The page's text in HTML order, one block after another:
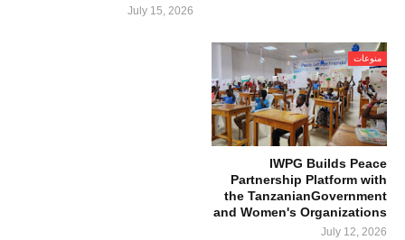
July 15, 2026
منوعات
IWPG Builds Peace
Partnership Platform with
the TanzanianGovernment
and Women's Organizations
July 12, 2026